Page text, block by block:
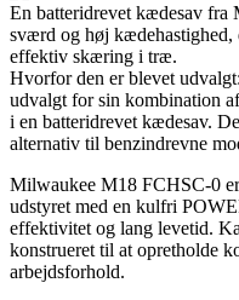
En batteridrevet kædesav
sværd og høj
effektiv skæring i træ.
Hvorfor den er blevet
udvalgt for sin kombination
i en batteridrevet kædesav.
alternativ til benzindrevne
Milwaukee M18 FCHSC-0
udstyret med en kulfri
effektivitet og lang levetid.
konstrueret til at opretholde
arbejdsforhold.